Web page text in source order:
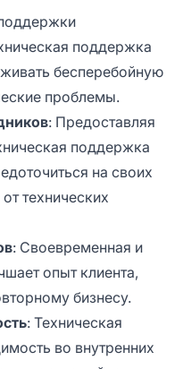
поддержка
бесперебойную
проблемы.
: Предоставляя
поддержка
на своих
технических
: Своевременная и
опыт клиента,
бизнесу.
: Техническая
во внутренних